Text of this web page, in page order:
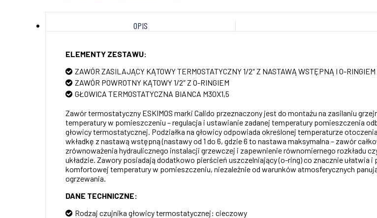
OPIS
ELEMENTY ZESTAWU:
ZAWÓR ZASILAJĄCY KĄTOWY TERMOSTATYCZNY 1/2″ Z NASTAWĄ WSTĘPNĄ I O-RINGIEM
ZAWÓR POWROTNY KĄTOWY 1/2″ Z O-RINGIEM
GŁOWICA TERMOSTATYCZNA BIANCA M30X1,5
Zawór termostatyczny ESKIMOS marki Calido przeznaczony jest do montażu na zasilaniu
temperatury w pomieszczeniu – regulacja i ustawianie zadanej temperatury pomieszczenia
głowicy termostatycznej. Podziałka na głowicy odpowiada określonej temperaturze
wkładkę z nastawą wstępną (nastawy od 1 do 6, gdzie 6 to nastawa maksymalna – zawór
zrównoważenia hydraulicznego instalacji grzewczej i zapewnienie równomiernego rozkładu
układzie. Zawory posiadają dodatkowo pierścień uszczelniający (o-ring) co znacznie ułatwia
komfortowej temperatury w pomieszczeniu, niezależnie od warunków atmosferycznych
ogrzewania.
DANE TECHNICZNE:
Rodzaj czujnika głowicy termostatycznej: cieczowy